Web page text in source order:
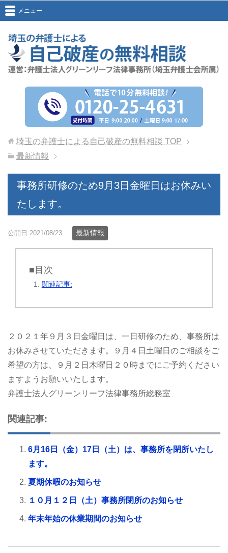
メニュー
埼玉の弁護士による自己破産の無料相談 TOP
最新情報
事務所研修のため9月3日金曜日はお休みい
たします。
公開日:2021/08/23 最新情報
■目次
関連記事:
２０２１年９月３日金曜日は、一日研修のため、事務所は
お休みさせていただきます。９月４日土曜日のご相談をご
希望の方は、９月２日木曜日２０時までにご予約ください
ますようお願いいたします。
弁護士法人グリーンリーフ法律事務所総務室
関連記事:
6月16日（金）17日（土）は、事務所を閉所いたし
ます。
夏期休暇のお知らせ
１０月１２日（土）事務所閉所のお知らせ
年末年始の休業期間のお知らせ